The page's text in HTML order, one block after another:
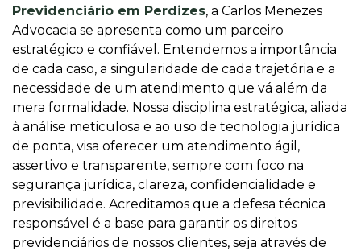
Previdenciário em Perdizes, a Carlos Menezes
Advocacia se apresenta como um parceiro
estratégico e confiável. Entendemos a importância
de cada caso, a singularidade de cada trajetória e a
necessidade de um atendimento que vá além da
mera formalidade. Nossa disciplina estratégica, aliada
à análise meticulosa e ao uso de tecnologia jurídica
de ponta, visa oferecer um atendimento ágil,
assertivo e transparente, sempre com foco na
segurança jurídica, clareza, confidencialidade e
previsibilidade. Acreditamos que a defesa técnica
responsável é a base para garantir os direitos
previdenciários de nossos clientes, seja através de